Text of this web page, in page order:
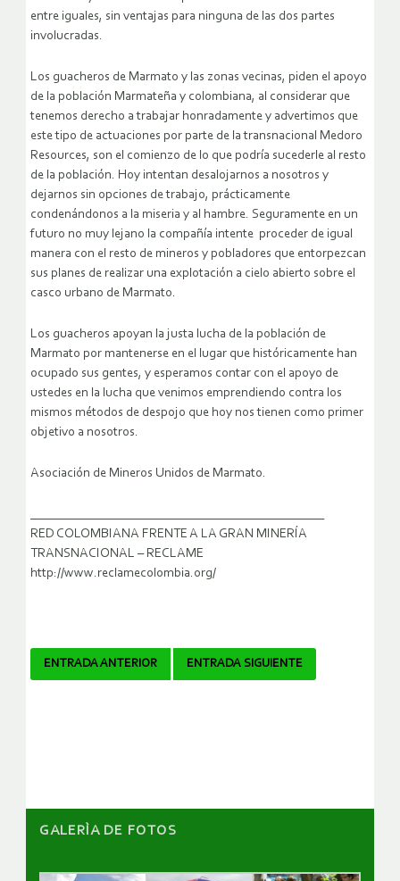
entre iguales, sin ventajas para ninguna de las dos partes
involucradas.
Los guacheros de Marmato y las zonas vecinas, piden el apoyo
de la población Marmateña y colombiana, al considerar que
tenemos derecho a trabajar honradamente y advertimos que
este tipo de actuaciones por parte de la transnacional Medoro
Resources, son el comienzo de lo que podría sucederle al resto
de la población. Hoy intentan desalojarnos a nosotros y
dejarnos sin opciones de trabajo, prácticamente
condenándonos a la miseria y al hambre. Seguramente en un
futuro no muy lejano la compañía intente proceder de igual
manera con el resto de mineros y pobladores que entorpezcan
sus planes de realizar una explotación a cielo abierto sobre el
casco urbano de Marmato.
Los guacheros apoyan la justa lucha de la población de
Marmato por mantenerse en el lugar que históricamente han
ocupado sus gentes, y esperamos contar con el apoyo de
ustedes en la lucha que venimos emprendiendo contra los
mismos métodos de despojo que hoy nos tienen como primer
objetivo a nosotros.
Asociación de Mineros Unidos de Marmato.
RED COLOMBIANA FRENTE A LA GRAN MINERÍA
TRANSNACIONAL – RECLAME
http://www.reclamecolombia.org/
Navegador
ENTRADA ANTERIOR ENTRADA SIGUIENTE
GALERÌA DE FOTOS